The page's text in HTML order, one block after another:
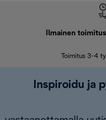
Ilmainen
Toimitus 3-4
Inspiroidu ja